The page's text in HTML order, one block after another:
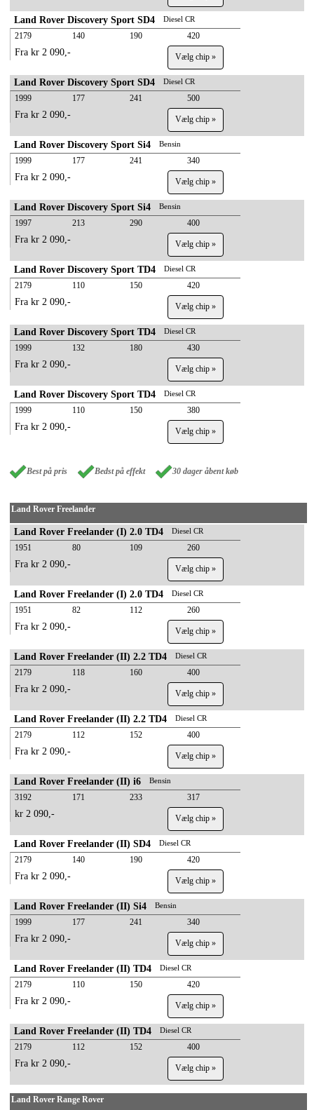
Land Rover Discovery Sport SD4 Diesel CR
2179 140 190 420
Fra kr 2 090,- Vælg chip »
Land Rover Discovery Sport SD4 Diesel CR
1999 177 241 500
Fra kr 2 090,- Vælg chip »
Land Rover Discovery Sport Si4 Bensin
1999 177 241 340
Fra kr 2 090,- Vælg chip »
Land Rover Discovery Sport Si4 Bensin
1997 213 290 400
Fra kr 2 090,- Vælg chip »
Land Rover Discovery Sport TD4 Diesel CR
2179 110 150 420
Fra kr 2 090,- Vælg chip »
Land Rover Discovery Sport TD4 Diesel CR
1999 132 180 430
Fra kr 2 090,- Vælg chip »
Land Rover Discovery Sport TD4 Diesel CR
1999 110 150 380
Fra kr 2 090,- Vælg chip »
Best på pris Bedst på effekt 30 dager åbent køb
Land Rover Freelander
Land Rover Freelander (I) 2.0 TD4 Diesel CR
1951 80 109 260
Fra kr 2 090,- Vælg chip »
Land Rover Freelander (I) 2.0 TD4 Diesel CR
1951 82 112 260
Fra kr 2 090,- Vælg chip »
Land Rover Freelander (II) 2.2 TD4 Diesel CR
2179 118 160 400
Fra kr 2 090,- Vælg chip »
Land Rover Freelander (II) 2.2 TD4 Diesel CR
2179 112 152 400
Fra kr 2 090,- Vælg chip »
Land Rover Freelander (II) i6 Bensin
3192 171 233 317
kr 2 090,- Vælg chip »
Land Rover Freelander (II) SD4 Diesel CR
2179 140 190 420
Fra kr 2 090,- Vælg chip »
Land Rover Freelander (II) Si4 Bensin
1999 177 241 340
Fra kr 2 090,- Vælg chip »
Land Rover Freelander (II) TD4 Diesel CR
2179 110 150 420
Fra kr 2 090,- Vælg chip »
Land Rover Freelander (II) TD4 Diesel CR
2179 112 152 400
Fra kr 2 090,- Vælg chip »
Land Rover Range Rover